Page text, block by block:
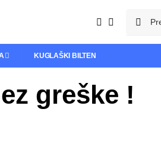
KUGLAŠKI BILTEN
greške !